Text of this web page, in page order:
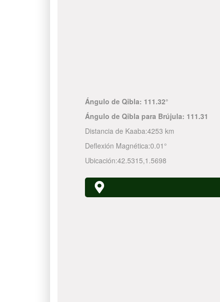
Ángulo de Qibla: 111.32°
Ángulo de Qibla para Brújula: 111.31
Distancia de Kaaba:4253 km
Deflexión Magnética:0.01°
Ubicación:42.5315,1.5698